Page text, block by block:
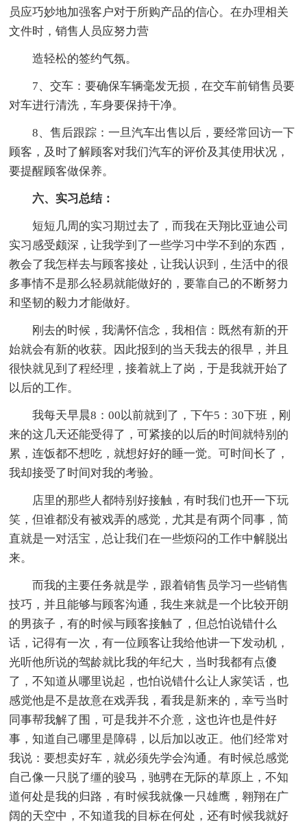
员应巧妙地加强客户对于所购产品的信心。在办理相关
文件时，销售人员应努力营
造轻松的签约气氛。
7、交车：要确保车辆毫发无损，在交车前销售员要
对车进行清洗，车身要保持干净。
8、售后跟踪：一旦汽车出售以后，要经常回访一下
顾客，及时了解顾客对我们汽车的评价及其使用状况，
要提醒顾客做保养。
六、实习总结：
短短几周的实习期过去了，而我在天翔比亚迪公司
实习感受颇深，让我学到了一些学习中学不到的东西，
教会了我怎样去与顾客接处，让我认识到，生活中的很
多事情不是那么轻易就能做好的，要靠自己的不断努力
和坚韧的毅力才能做好。
刚去的时候，我满怀信念，我相信：既然有新的开
始就会有新的收获。因此报到的当天我去的很早，并且
很快就见到了程经理，接着就上了岗，于是我就开始了
以后的工作。
我每天早晨8：00以前就到了，下午5：30下班，刚
来的这几天还能受得了，可紧接的以后的时间就特别的
累，连饭都不想吃，就想好好的睡一觉。可时间长了，
我却接受了时间对我的考验。
店里的那些人都特别好接触，有时我们也开一下玩
笑，但谁都没有被戏弄的感觉，尤其是有两个同事，简
直就是一对活宝，总让我们在一些烦闷的工作中解脱出
来。
而我的主要任务就是学，跟着销售员学习一些销售
技巧，并且能够与顾客沟通，我生来就是一个比较开朗
的男孩子，有的时候与顾客接触了，但总怕说错什么
话，记得有一次，有一位顾客让我给他讲一下发动机，
光听他所说的驾龄就比我的年纪大，当时我都有点傻
了，不知道从哪里说起，也怕说错什么让人家笑话，也
感觉他是不是故意在戏弄我，看我是新来的，幸亏当时
同事帮我解了围，可是我并不介意，这也许也是件好
事，知道自己哪里是障碍，以后加以改正。他们经常对
我说：要想卖好车，就必须先学会沟通。有时候总感觉
自己像一只脱了缰的骏马，驰骋在无际的草原上，不知
道何处是我的归路，有时候我就像一只雄鹰，翱翔在广
阔的天空中，不知道我的目标在何处，还有时候我就好